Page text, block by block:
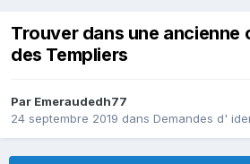
Trouver dans une ancienne
des Templiers
Par Emeraudedh77
24 septembre 2019 dans Demandes d'